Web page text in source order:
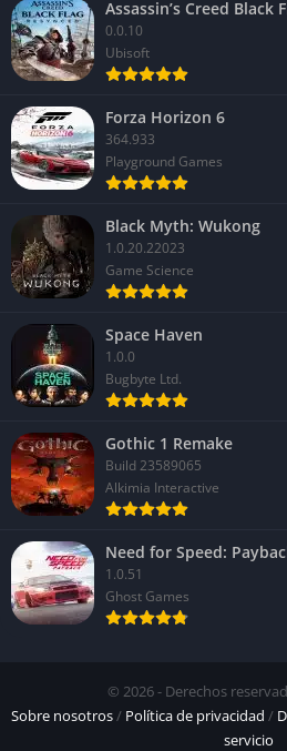
Assassin’s Creed Black
0.0.10
Ubisoft
Forza Horizon 6
364.933
Playground Games
Black Myth: Wukong
1.0.20.22023
Game Science
Space Haven
1.0.0
Bugbyte Ltd.
Gothic 1 Remake
Build 23589065
Alkimia Interactive
Need for Speed:
1.0.51
Ghost Games
© 2026 - Derechos
Sobre nosotros/ Política de privacidad /
servicio